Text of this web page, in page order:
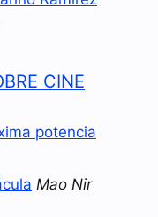
CINE
potencia
Mao Nir